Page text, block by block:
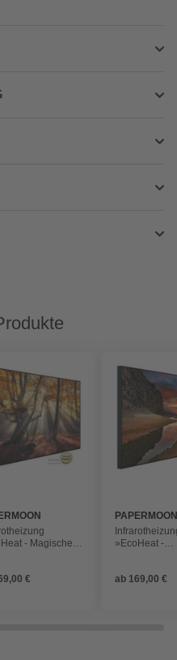
- Magische
€
»EcoHeat -
Effekt
ab 169,00 €